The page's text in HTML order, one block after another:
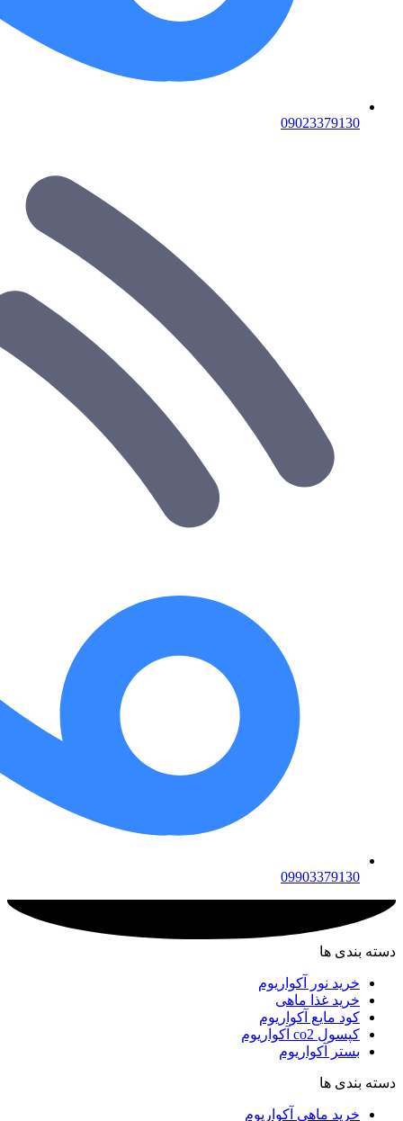
09023379130
09903379130
دسته بندی ها
خرید نور آکواریوم
خرید غذا ماهی
کود مایع آکواریوم
کپسول co2 آکواریوم
بستر آکواریوم
دسته بندی ها
خرید ماهی آکواریوم